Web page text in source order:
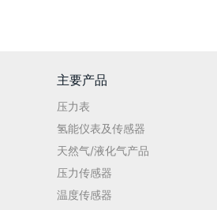
主要产品
压力表
氢能仪表及传感器
天然气/液化气产品
压力传感器
温度传感器